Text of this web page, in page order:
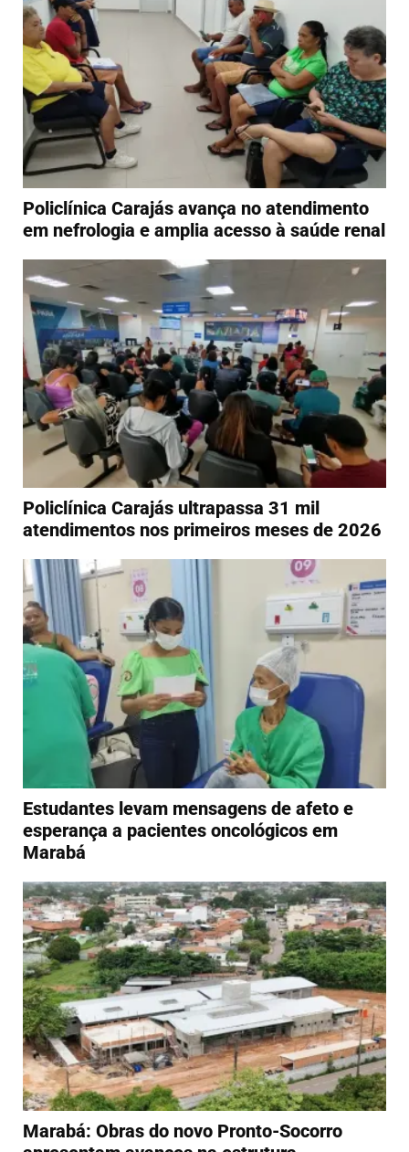
Policlínica Carajás avança no atendimento
em nefrologia e amplia acesso à saúde renal
Policlínica Carajás ultrapassa 31 mil
atendimentos nos primeiros meses de 2026
Estudantes levam mensagens de afeto e
esperança a pacientes oncológicos em
Marabá
Marabá: Obras do novo Pronto-Socorro